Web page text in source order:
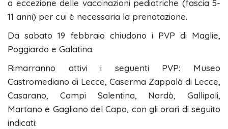
a eccezione delle vaccinazioni pediatriche (fascia 5-
11 anni) per cui è necessaria la prenotazione.
Da sabato 19 febbraio chiudono i PVP di Maglie,
Poggiardo e Galatina.
Rimarranno attivi i seguenti PVP: Museo
Castromediano di Lecce, Caserma Zappalà di Lecce,
Casarano, Campi Salentina, Nardò, Gallipoli,
Martano e Gagliano del Capo, con gli orari di seguito
indicati: